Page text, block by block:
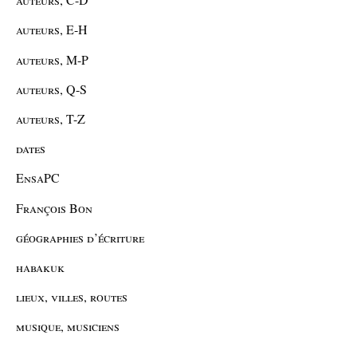
auteurs, E-H
auteurs, M-P
auteurs, Q-S
auteurs, T-Z
dates
EnsaPC
François Bon
géographies d’écriture
habakuk
lieux, villes, routes
musique, musiciens